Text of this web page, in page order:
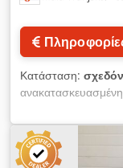
Κατάσταση:
φτερωτή Kemper Η
αναδευτήρας από
Κινητή μονάδα με
Χωρητικότητα: 180